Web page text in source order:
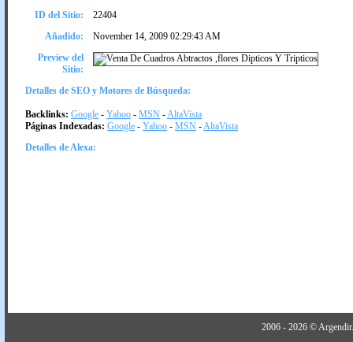
ID del Sitio:
22404
Añadido:
November 14, 2009 02:29:43 AM
Preview del
Sitio:
Detalles de SEO y Motores de Búsqueda:
Backlinks: Google - Yahoo - MSN -AltaVista
Páginas Indexadas: Google - Yahoo - MSN -AltaVista
Detalles de Alexa:
2006 - 2026 ©